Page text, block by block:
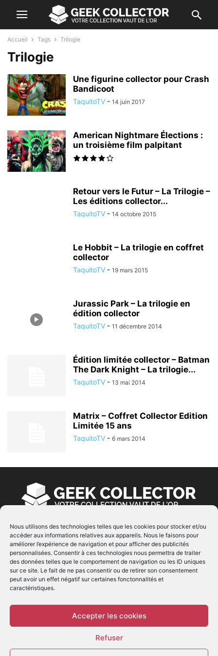
Nous utilisons des technologies telles que les cookies pour stocker et/ou
accéder aux informations relatives aux appareils. Nous le faisons pour
améliorer l’expérience de navigation et pour afficher des publicités
personnalisées. Consentir à ces technologies nous permettra de traiter
des données telles que le comportement de navigation ou les ID uniques
sur ce site. Le fait de ne pas consentir ou de retirer son consentement
peut avoir un effet négatif sur certaines fonctonnalités et
caractéristiques.
Accepter les cookies
Refuser
Accueil Tags Trilogie
Trilogie
Une figurine collector pour Crash
Bandicoot
TaquitoTV - 14 juin 2017
American Nightmare Élections :
un troisième film palpitant
Retour vers le Futur – La Trilogie –
Les éditions collector...
TaquitoTV - 14 octobre 2015
Le Hobbit – La trilogie en coffret
collector
TaquitoTV - 19 mars 2015
Jurassic Park – La trilogie en
édition collector
TaquitoTV - 11 décembre 2014
Édition limitée collector – Batman
The Dark Knight – La trilogie...
TaquitoTV - 13 mai 2014
Matrix – Coffret Collector Edition
Limitée 15 ans
TaquitoTV - 6 mars 2014
À PROPOS
© Copyright 2022 | Produit parEIMAI| Tous Droits
Réservés